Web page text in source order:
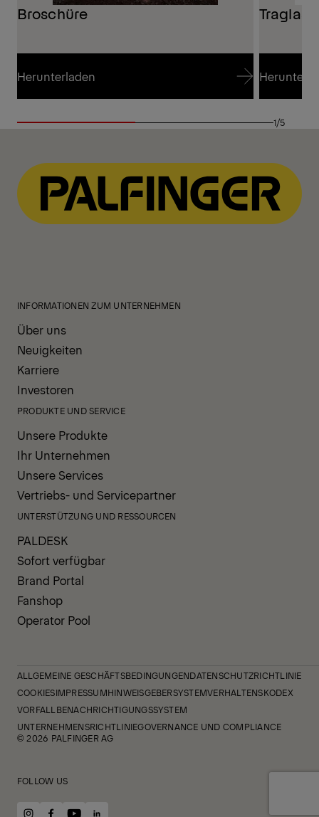
Broschüre
Herunterladen
Herunterladen 1/5
INFORMATIONEN ZUM UNTERNEHMEN
Über uns
Neuigkeiten
Karriere
Investoren
PRODUKTE UND SERVICE
Unsere Produkte
Ihr Unternehmen
Unsere Services
Vertriebs- und Servicepartner
UNTERSTÜTZUNG UND RESSOURCEN
PALDESK
Sofort verfügbar
Brand Portal
Fanshop
Operator Pool
ALLGEMEINE GESCHÄFTSBEDINGUNGENDATENSCHUTZRICHTLINIE
COOKIESIMPRESSUMHINWEISGEBERSYSTEMVERHALTENSKODEX
VORFALLBENACHRICHTIGUNGSSYSTEM
UNTERNEHMENSRICHTLINIEGOVERNANCE UND COMPLIANCE
© 2026 PALFINGER AG
FOLLOW US